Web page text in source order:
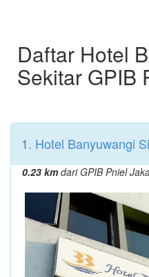
Daftar Hotel
Sekitar GPIB
1. Hotel Banyuwangi
0.23 kmdari GPIB Pniel